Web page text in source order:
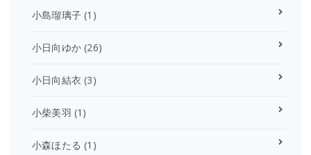
小島瑠璃子 (1)
小日向ゆか (26)
小日向結衣 (3)
小柴美羽 (1)
小森ほたる (1)